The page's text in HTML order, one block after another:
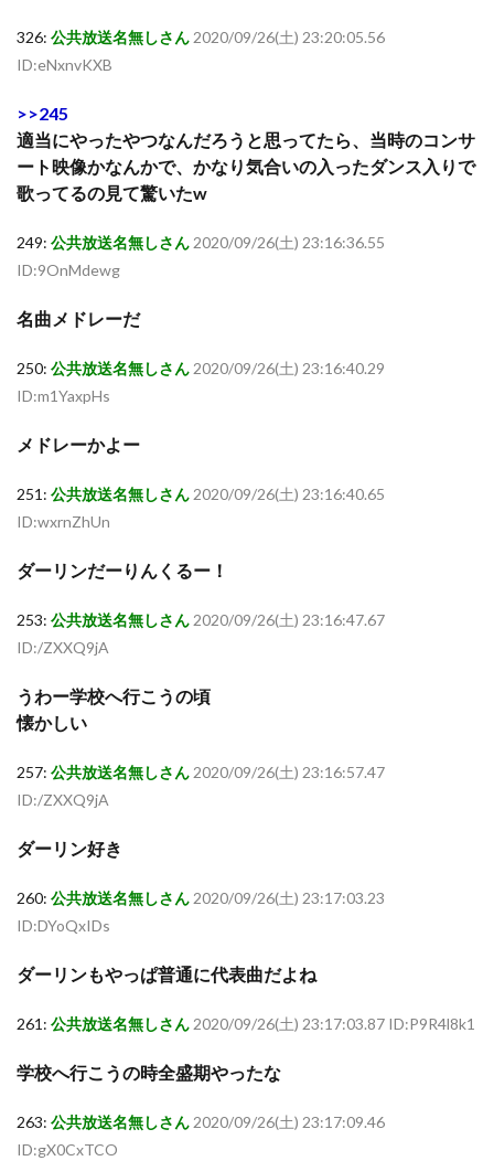
326: 公共放送名無しさん2020/09/26(土) 23:20:05.56
ID:eNxnvKXB
>>245
適当にやったやつなんだろうと思ってたら、当時のコンサ
ート映像かなんかで、かなり気合いの入ったダンス入りで
歌ってるの見て驚いたw
249: 公共放送名無しさん2020/09/26(土) 23:16:36.55
ID:9OnMdewg
名曲メドレーだ
250: 公共放送名無しさん2020/09/26(土) 23:16:40.29
ID:m1YaxpHs
メドレーかよー
251: 公共放送名無しさん2020/09/26(土) 23:16:40.65
ID:wxrnZhUn
ダーリンだーりんくるー！
253: 公共放送名無しさん2020/09/26(土) 23:16:47.67
ID:/ZXXQ9jA
うわー学校へ行こうの頃
懐かしい
257: 公共放送名無しさん2020/09/26(土) 23:16:57.47
ID:/ZXXQ9jA
ダーリン好き
260: 公共放送名無しさん2020/09/26(土) 23:17:03.23
ID:DYoQxIDs
ダーリンもやっぱ普通に代表曲だよね
261: 公共放送名無しさん2020/09/26(土) 23:17:03.87 ID:P9R4l8k1
学校へ行こうの時全盛期やったな
263: 公共放送名無しさん2020/09/26(土) 23:17:09.46
ID:gX0CxTCO